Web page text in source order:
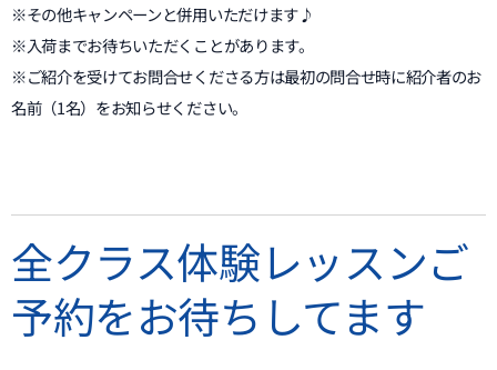
※その他キャンペーンと併用いただけます♪
※入荷までお待ちいただくことがあります。
※ご紹介を受けてお問合せくださる方は最初の問合せ時に紹介者のお
名前（1名）をお知らせください。
全クラス体験レッスンご
予約をお待ちしてます